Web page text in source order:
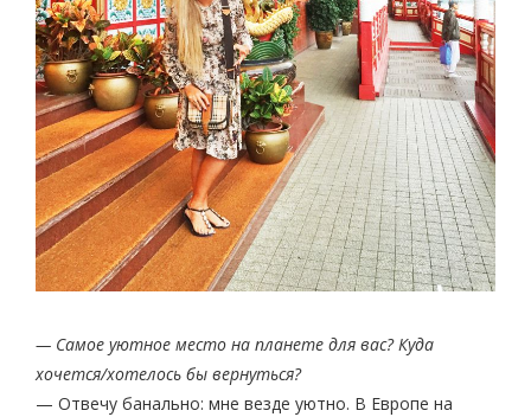
— Самое уютное место на планете для вас? Куда
хочется/хотелось бы вернуться?
— Отвечу банально: мне везде уютно. В Европе на